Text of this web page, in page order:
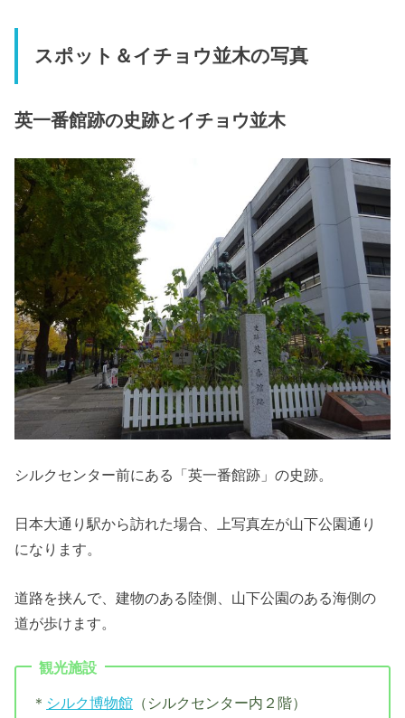
スポット＆イチョウ並木の写真
英一番館跡の史跡とイチョウ並木
シルクセンター前にある「英一番館跡」の史跡。
日本大通り駅から訪れた場合、上写真左が山下公園通り
になります。
道路を挟んで、建物のある陸側、山下公園のある海側の
道が歩けます。
観光施設
＊ シルク博物館 （シルクセンター内２階）